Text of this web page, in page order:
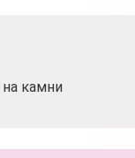
камни